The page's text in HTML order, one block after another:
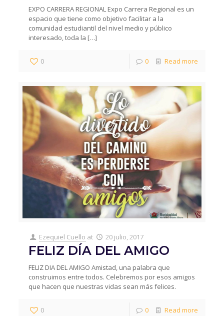
EXPO CARRERA REGIONAL Expo Carrera Regional es un
espacio que tiene como objetivo facilitar a la
comunidad estudiantil del nivel medio y público
interesado, toda la […]
0 0 Read more
Ezequiel Cuello at 20 julio, 2017
FELIZ DÍA DEL AMIGO
FELIZ DIA DEL AMIGO Amistad, una palabra que
construimos entre todos. Celebremos por esos amigos
que hacen que nuestras vidas sean más felices.
0 0 Read more